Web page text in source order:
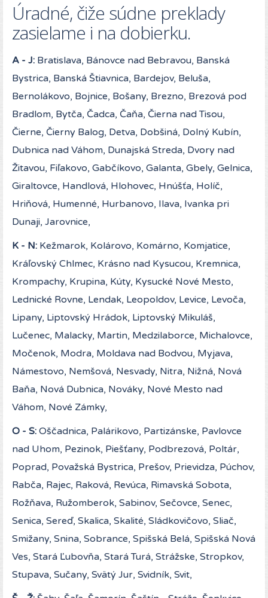
Úradné, čiže súdne preklady
zasielame i na dobierku.
A - J: Bratislava, Bánovce nad Bebravou, Banská
Bystrica, Banská Štiavnica, Bardejov, Beluša,
Bernolákovo, Bojnice, Bošany, Brezno, Brezová pod
Bradlom, Bytča, Čadca, Čaňa, Čierna nad Tisou,
Čierne, Čierny Balog, Detva, Dobšiná, Dolný Kubín,
Dubnica nad Váhom, Dunajská Streda, Dvory nad
Žitavou, Fiľakovo, Gabčíkovo, Galanta, Gbely, Gelnica,
Giraltovce, Handlová, Hlohovec, Hnúšťa, Holíč,
Hriňová, Humenné, Hurbanovo, Ilava, Ivanka pri
Dunaji, Jarovnice,
K - N: Kežmarok, Kolárovo, Komárno, Komjatice,
Kráľovský Chlmec, Krásno nad Kysucou, Kremnica,
Krompachy, Krupina, Kúty, Kysucké Nové Mesto,
Lednické Rovne, Lendak, Leopoldov, Levice, Levoča,
Lipany, Liptovský Hrádok, Liptovský Mikuláš,
Lučenec, Malacky, Martin, Medzilaborce, Michalovce,
Močenok, Modra, Moldava nad Bodvou, Myjava,
Námestovo, Nemšová, Nesvady, Nitra, Nižná, Nová
Baňa, Nová Dubnica, Nováky, Nové Mesto nad
Váhom, Nové Zámky,
O - S: Oščadnica, Palárikovo, Partizánske, Pavlovce
nad Uhom, Pezinok, Piešťany, Podbrezová, Poltár,
Poprad, Považská Bystrica, Prešov, Prievidza, Púchov,
Rabča, Rajec, Raková, Revúca, Rimavská Sobota,
Rožňava, Ružomberok, Sabinov, Sečovce, Senec,
Senica, Sereď, Skalica, Skalité, Sládkovičovo, Sliač,
Smižany, Snina, Sobrance, Spišská Belá, Spišská Nová
Ves, Stará Ľubovňa, Stará Turá, Strážske, Stropkov,
Stupava, Sučany, Svätý Jur, Svidník, Svit,